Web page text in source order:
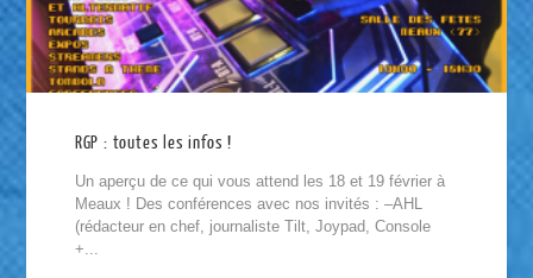
RGP : toutes les infos !
Un aperçu de ce qui vous attend les 18 et 19 février à
Meaux ! Des conférences avec nos invités : –AHL
(rédacteur en chef, journaliste Tilt, Joypad, Console
+...